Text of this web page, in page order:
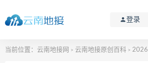
登录
当前位置： 云南地接网 > 云南地接原创百科 > 2026